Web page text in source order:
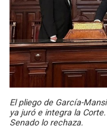
El pliego de García-
ya juró e integra la
Senado lo rechaza.